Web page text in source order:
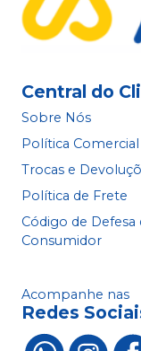
Central do
Sobre Nós
Política Comercial
Trocas e
Política de Frete
Código de Defesa
Consumidor
Acompanhe nas
Redes